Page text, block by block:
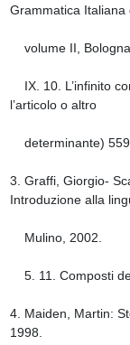
Grammatica Italiana
volume II,
IX. 10. L’infinito
l’articolo o altro
determinante)
3. Graffi, Giorgio-
Introduzione alla
Mulino, 2002.
5. 11. Composti
4. Maiden, Martin:
1998.